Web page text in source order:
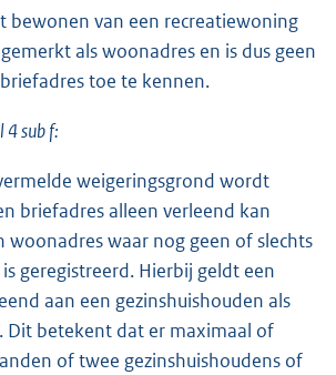
bewonen van een recreatiewoning
als woonadres en is dus geen
toe te kennen.
4 sub f:
weigeringsgrond wordt
briefadres alleen verleend kan
woonadres waar nog geen of slechts
geregistreerd. Hierbij geldt een
aan een gezinshuishouden als
Dit betekent dat er maximaal of
of twee gezinshuishoudens of